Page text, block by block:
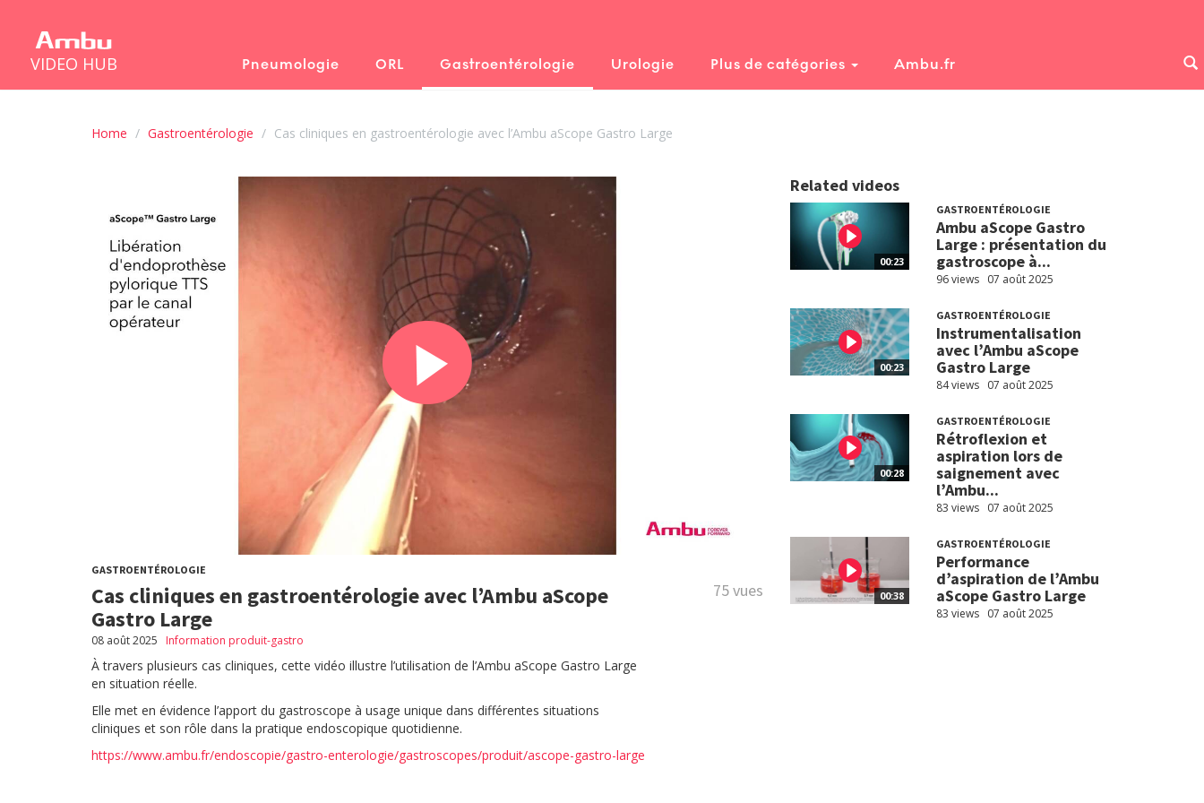
VIDEO HUB Pneumologie ORL Gastroentérologie Urologie Plus de catégories Ambu.fr
Home Gastroentérologie Cas cliniques en gastroentérologie avec l’Ambu aScope Gastro Large
GASTROENTÉROLOGIE
Cas cliniques en gastroentérologie avec l’Ambu aScope
Gastro Large
75 vues
08 août 2025 Information produit-gastro
À travers plusieurs cas cliniques, cette vidéo illustre l’utilisation de l’Ambu aScope Gastro Large
en situation réelle.
Elle met en évidence l’apport du gastroscope à usage unique dans différentes situations
cliniques et son rôle dans la pratique endoscopique quotidienne.
https://www.ambu.fr/endoscopie/gastro-enterologie/gastroscopes/produit/ascope-gastro-large
Related videos
00:23
GASTROENTÉROLOGIE
Ambu aScope Gastro
Large : présentation du
gastroscope à...
96 views 07 août 2025
00:23
GASTROENTÉROLOGIE
Instrumentalisation
avec l’Ambu aScope
Gastro Large
84 views 07 août 2025
00:28
GASTROENTÉROLOGIE
Rétroflexion et
aspiration lors de
saignement avec
l’Ambu...
83 views 07 août 2025
00:38
GASTROENTÉROLOGIE
Performance
d’aspiration de l’Ambu
aScope Gastro Large
83 views 07 août 2025